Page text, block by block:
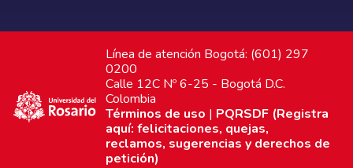
Línea de atención Bogotá: (601) 297
0200
Calle 12C Nº 6-25 - Bogotá D.C.
Colombia
Términos de uso | PQRSDF (Registra
aquí: felicitaciones, quejas,
reclamos, sugerencias y derechos de
petición)